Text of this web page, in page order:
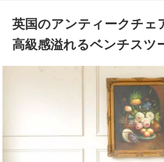
英国のアンティークチェ
高級感溢れるベンチスツ